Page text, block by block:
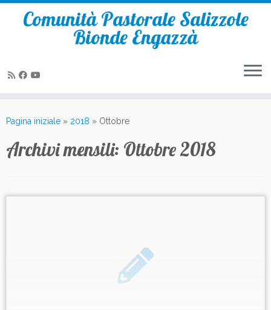
Comunità Pastorale Salizzole
Bionde Engazzà
Pagina iniziale » 2018 » Ottobre
Archivi mensili: Ottobre 2018